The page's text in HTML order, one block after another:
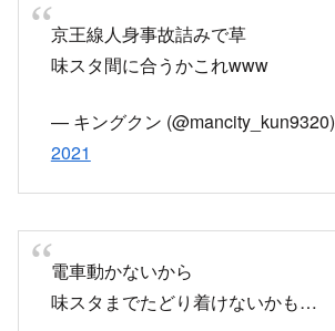
京王線人身事故詰みで草
味スタ間に合うかこれwww
— キングクン (@mancity_kun9320)
2021
電車動かないから
味スタまでたどり着けないかも…